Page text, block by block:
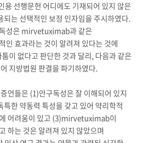
용 선행문헌 어디에도 기재되어 있지 않은
는 선택적인 보정 인자임을 주시하였다.
성은 mirvetuximab과 같은
인 효과라는 것이 알려져 있다는 것에
이 없다고 판단한 것과 달리, 다음과 같은
지방법원 판결을 파기하였다.
언들은 (1)안구독성은 잘 이해되어 있지
한 약동력 특성을 갖고 있어 약리학적
어려움이 있고 (3)mirvetuximab이
하는 것은 알려져 있지 않았으며